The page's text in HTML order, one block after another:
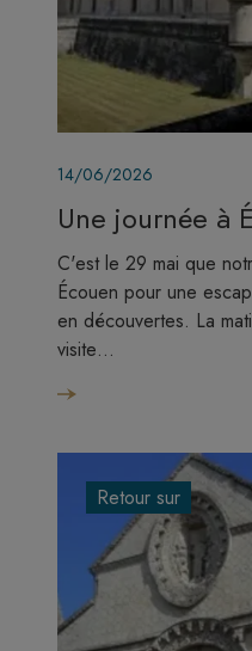
14/06/2026
Une journée à
C'est le 29 mai que
Écouen pour une
en découvertes. La
visite…
Retour sur